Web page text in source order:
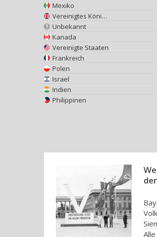
Mexiko
Vereinigtes Königreich
Unbekannt
Kanada
Vereinigte Staaten
Frankreich
Polen
Israel
Indien
Philippinen